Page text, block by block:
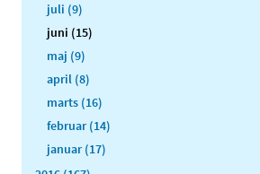
juli (9)
juni (15)
maj (9)
april (8)
marts (16)
februar (14)
januar (17)